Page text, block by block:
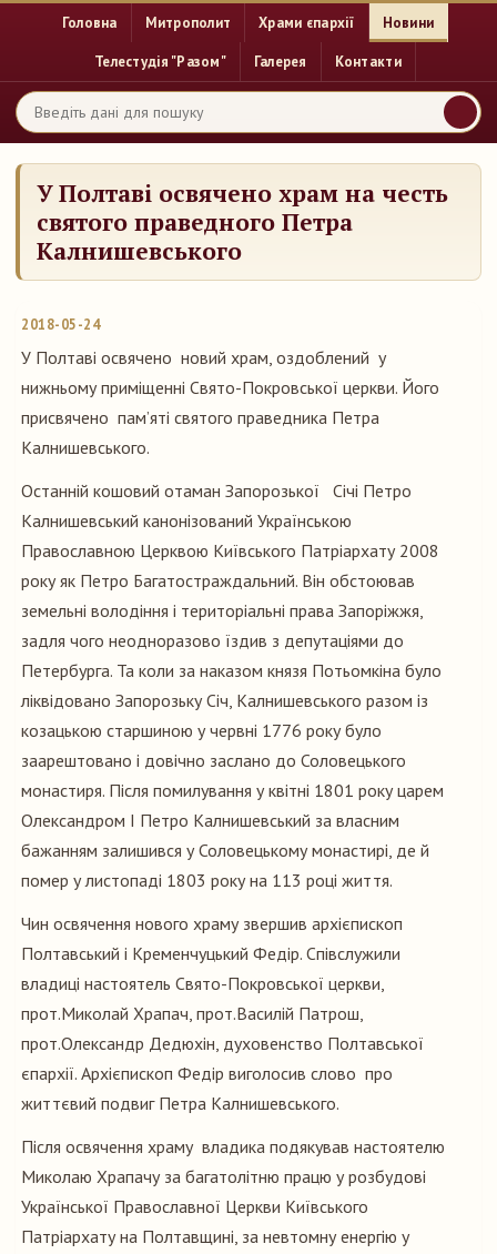
Головна Митрополит Храми єпархії Новини
Телестудія "Разом" Галерея Контакти
У Полтаві освячено храм на честь
святого праведного Петра
Калнишевського
2018-05-24
У Полтаві освячено новий храм, оздоблений у
нижньому приміщенні Свято-Покровської церкви. Його
присвячено пам’яті святого праведника Петра
Калнишевського.
Останній кошовий отаман Запорозької Січі Петро
Калнишевський канонізований Українською
Православною Церквою Київського Патріархату 2008
року як Петро Багатостраждальний. Він обстоював
земельні володіння і територіальні права Запоріжжя,
задля чого неодноразово їздив з депутаціями до
Петербурга. Та коли за наказом князя Потьомкіна було
ліквідовано Запорозьку Січ, Калнишевського разом із
козацькою старшиною у червні 1776 року було
заарештовано і довічно заслано до Соловецького
монастиря. Після помилування у квітні 1801 року царем
Олександром І Петро Калнишевський за власним
бажанням залишився у Соловецькому монастирі, де й
помер у листопаді 1803 року на 113 році життя.
Чин освячення нового храму звершив архієпископ
Полтавський і Кременчуцький Федір. Співслужили
владиці настоятель Свято-Покровської церкви,
прот.Миколай Храпач, прот.Василій Патрош,
прот.Олександр Дедюхін, духовенство Полтавської
єпархії. Архієпископ Федір виголосив слово про
життєвий подвиг Петра Калнишевського.
Після освячення храму владика подякував настоятелю
Миколаю Храпачу за багатолітню працю у розбудові
Української Православної Церкви Київського
Патріархату на Полтавщині, за невтомну енергію у